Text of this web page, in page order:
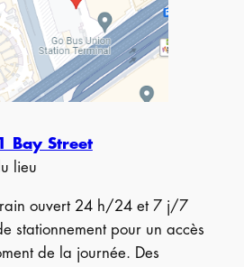
Bay Street
lieu
ouvert 24 h/24 et 7 j/7
stationnement pour un accès
de la journée. Des